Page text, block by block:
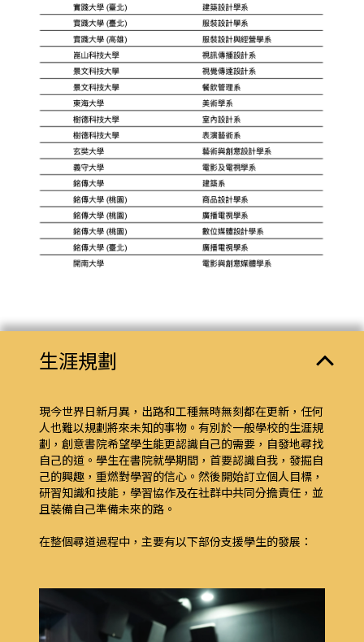
生涯規劃
現今世界日新月異，出路和工種無時無刻都在更新，任何
人也難以規劃將來未知的事物。有別於一般學校的生涯規
劃，創意書院希望學生能更認識自己的需要，自發地尋找
自己的道。學生在書院就學期間，首要認識自我，發掘自
己的興趣，重燃對學習的信心。然後開始訂立個人目標，
研習知識和技能，學習協作及在社群中共同分擔責任，並
且裝備自己準備未來的路。
在整個尋道過程中，主要有以下部份支援學生的發展：